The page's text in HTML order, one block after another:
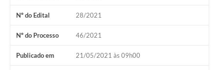
Canal da Ouvidoria
Prevican
Publicações
Nº do Edital 28/2021
Nº do Processo 46/2021
Publicado em 21/05/2021 às 09h00